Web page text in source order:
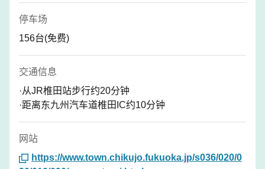
停车场
156台(免费)
交通信息
·从JR椎田站步行约20分钟
·距离东九州汽车道椎田IC约10分钟
网站
https://www.town.chikujo.fukuoka.jp/s036/020/0